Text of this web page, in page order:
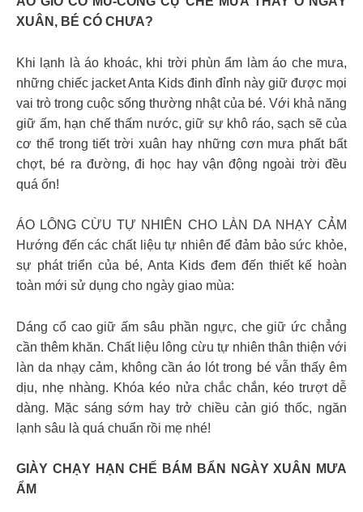
XUÂN, BÉ CÓ CHƯA?
Khi lạnh là áo khoác, khi trời phùn ẩm làm áo che mưa,
những chiếc jacket Anta Kids đinh đỉnh này giữ được mọi
vai trò trong cuộc sống thường nhật của bé. Với khả năng
giữ ấm, hạn chế thấm nước, giữ sự khô ráo, sạch sẽ của
cơ thể trong tiết trời xuân hay những cơn mưa phất bất
chợt, bé ra đường, đi học hay vận động ngoài trời đều
quá ổn!
ÁO LÔNG CỪU TỰ NHIÊN CHO LÀN DA NHẠY CẢM
Hướng đến các chất liệu tự nhiên để đảm bảo sức khỏe,
sự phát triển của bé, Anta Kids đem đến thiết kế hoàn
toàn mới sử dụng cho ngày giao mùa:
Dáng cổ cao giữ ấm sâu phần ngực, che giữ ức chẳng
cần thêm khăn. Chất liệu lông cừu tự nhiên thân thiện với
làn da nhạy cảm, không cần áo lót trong bé vẫn thấy êm
dịu, nhẹ nhàng. Khóa kéo nửa chắc chắn, kéo trượt dễ
dàng. Mặc sáng sớm hay trở chiều cản gió thốc, ngăn
lạnh sâu là quá chuẩn rồi mẹ nhé!
GIÀY CHẠY HẠN CHẾ BÁM BẨN NGÀY XUÂN MƯA
ẨM